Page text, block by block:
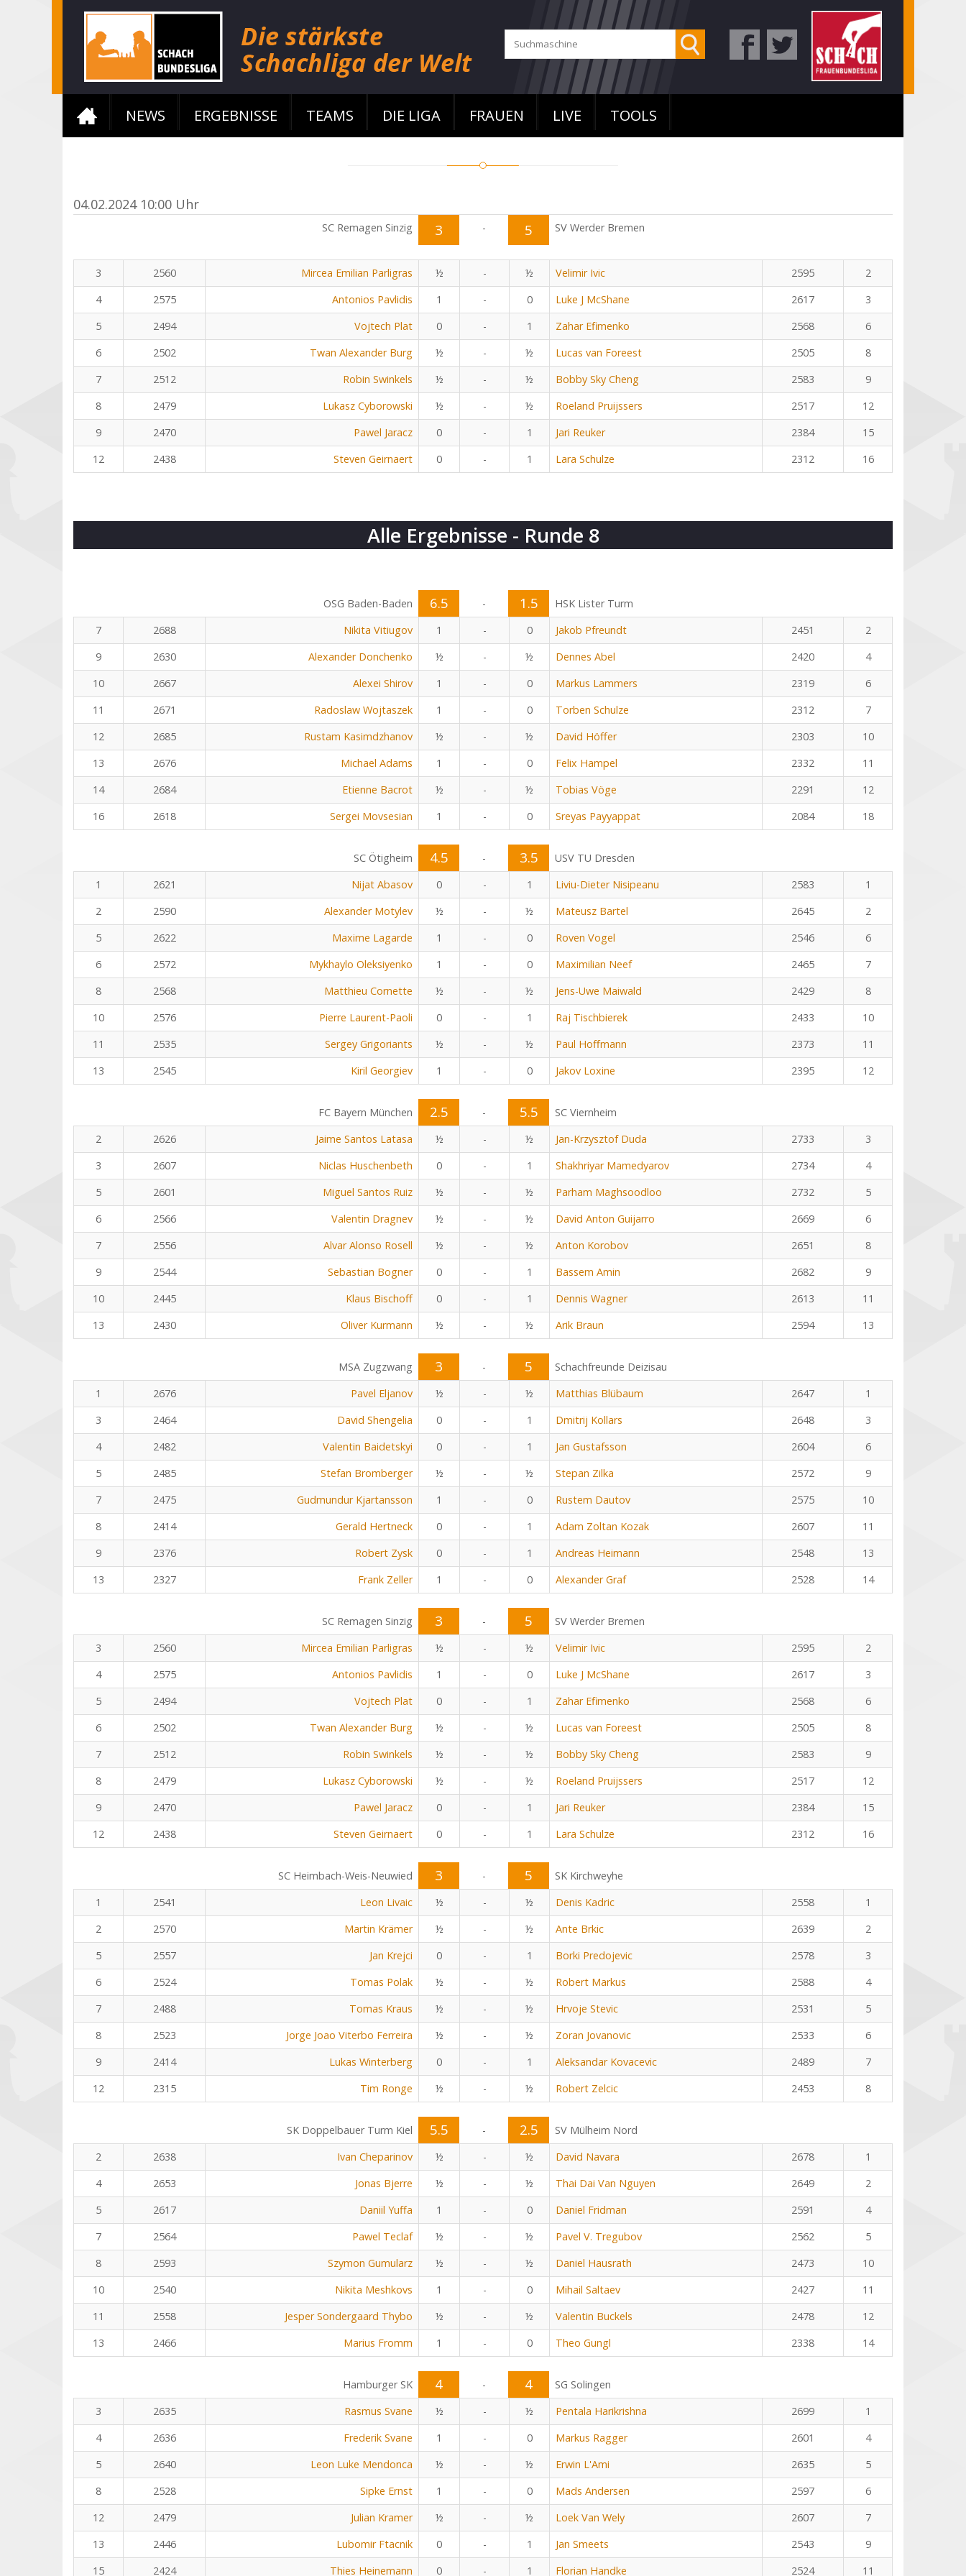
NEWS ERGEBNISSE TEAMS DIE LIGA FRAUEN LIVE TOOLS
04.02.2024 10:00 Uhr
SC Remagen Sinzig 3 - 5 SV Werder Bremen
3 2560 Mircea Emilian Parligras ½ - ½ Velimir Ivic 2595
2
4
2575 Antonios Pavlidis 1 - 0 Luke J McShane 2617
3
5
2494 Vojtech Plat 0 - 1 Zahar Efimenko 2568
6
6
2502 Twan Alexander Burg ½ - ½ Lucas van Foreest 2505
8
7
2512 Robin Swinkels ½ - ½ Bobby Sky Cheng 2583
9
8
2479 Lukasz Cyborowski ½ - ½ Roeland Pruijssers 2517
12
9
2470 Pawel Jaracz 0 - 1 Jari Reuker 2384
15
12
2438 Steven Geirnaert 0 - 1 Lara Schulze 2312 16
Alle Ergebnisse - Runde 8
OSG Baden-Baden 6.5 - 1.5
HSK Lister Turm
7
2688 Nikita Vitiugov 1 - 0 Jakob Pfreundt 2451
2
9
2630 Alexander Donchenko ½ - ½ Dennes Abel 2420
4
10
2667 Alexei Shirov 1 - 0 Markus Lammers 2319
6
11
2671 Radoslaw Wojtaszek 1 - 0 Torben Schulze 2312
7
12
2685 Rustam Kasimdzhanov ½ - ½ David Höffer 2303
10
13
2676 Michael Adams 1 - 0 Felix Hampel 2332
11
14
2684 Etienne Bacrot ½ - ½ Tobias Vöge 2291
12
16
2618 Sergei Movsesian 1 - 0 Sreyas Payyappat 2084 18
SC Ötigheim 4.5 - 3.5
USV TU Dresden
1
2621 Nijat Abasov 0 - 1 Liviu-Dieter Nisipeanu 2583
1
2
2590 Alexander Motylev ½ - ½ Mateusz Bartel 2645
2
5
2622 Maxime Lagarde 1 - 0 Roven Vogel 2546
6
6
2572 Mykhaylo Oleksiyenko 1 - 0 Maximilian Neef 2465
7
8
2568 Matthieu Cornette ½ - ½ Jens-Uwe Maiwald 2429
8
10
2576 Pierre Laurent-Paoli 0 - 1 Raj Tischbierek 2433
10
11
2535 Sergey Grigoriants ½ - ½ Paul Hoffmann 2373
11
13
2545 Kiril Georgiev 1 - 0 Jakov Loxine 2395 12
FC Bayern München 2.5 - 5.5
SC Viernheim
2
2626 Jaime Santos Latasa ½ - ½ Jan-Krzysztof Duda 2733
3
3
2607 Niclas Huschenbeth 0 - 1 Shakhriyar Mamedyarov 2734
4
5
2601 Miguel Santos Ruiz ½ - ½ Parham Maghsoodloo 2732
5
6
2566 Valentin Dragnev ½ - ½ David Anton Guijarro 2669
6
7
2556 Alvar Alonso Rosell ½ - ½ Anton Korobov 2651
8
9
2544 Sebastian Bogner 0 - 1 Bassem Amin 2682
9
10
2445 Klaus Bischoff 0 - 1 Dennis Wagner 2613
11
13
2430 Oliver Kurmann ½ - ½ Arik Braun 2594 13
MSA Zugzwang 3 - 5
Schachfreunde Deizisau
1
2676 Pavel Eljanov ½ - ½ Matthias Blübaum 2647
1
3
2464 David Shengelia 0 - 1 Dmitrij Kollars 2648
3
4
2482 Valentin Baidetskyi 0 - 1 Jan Gustafsson 2604
6
5
2485 Stefan Bromberger ½ - ½ Stepan Zilka 2572
9
7
2475 Gudmundur Kjartansson 1 - 0 Rustem Dautov 2575
10
8
2414 Gerald Hertneck 0 - 1 Adam Zoltan Kozak 2607
11
9
2376 Robert Zysk 0 - 1 Andreas Heimann 2548
13
13
2327 Frank Zeller 1 - 0 Alexander Graf 2528 14
SC Remagen Sinzig 3 - 5
SV Werder Bremen
3
2560 Mircea Emilian Parligras ½ - ½ Velimir Ivic 2595
2
4
2575 Antonios Pavlidis 1 - 0 Luke J McShane 2617
3
5
2494 Vojtech Plat 0 - 1 Zahar Efimenko 2568
6
6
2502 Twan Alexander Burg ½ - ½ Lucas van Foreest 2505
8
7
2512 Robin Swinkels ½ - ½ Bobby Sky Cheng 2583
9
8
2479 Lukasz Cyborowski ½ - ½ Roeland Pruijssers 2517
12
9
2470 Pawel Jaracz 0 - 1 Jari Reuker 2384
15
12
2438 Steven Geirnaert 0 - 1 Lara Schulze 2312 16
SC Heimbach-Weis-Neuwied 3 - 5
SK Kirchweyhe
1
2541 Leon Livaic ½ - ½ Denis Kadric 2558
1
2
2570 Martin Krämer ½ - ½ Ante Brkic 2639
2
5
2557 Jan Krejci 0 - 1 Borki Predojevic 2578
3
6
2524 Tomas Polak ½ - ½ Robert Markus 2588
4
7
2488 Tomas Kraus ½ - ½ Hrvoje Stevic 2531
5
8
2523 Jorge Joao Viterbo Ferreira ½ - ½ Zoran Jovanovic 2533
6
9
2414 Lukas Winterberg 0 - 1 Aleksandar Kovacevic 2489
7
12
2315 Tim Ronge ½ - ½ Robert Zelcic 2453 8
SK Doppelbauer Turm Kiel 5.5 - 2.5
SV Mülheim Nord
2
2638 Ivan Cheparinov ½ - ½ David Navara 2678
1
4
2653 Jonas Bjerre ½ - ½ Thai Dai Van Nguyen 2649
2
5
2617 Daniil Yuffa 1 - 0 Daniel Fridman 2591
4
7
2564 Pawel Teclaf ½ - ½ Pavel V. Tregubov 2562
5
8
2593 Szymon Gumularz ½ - ½ Daniel Hausrath 2473
10
10
2540 Nikita Meshkovs 1 - 0 Mihail Saltaev 2427
11
11
2558 Jesper Sondergaard Thybo ½ - ½ Valentin Buckels 2478
12
13
2466 Marius Fromm 1 - 0 Theo Gungl 2338 14
Hamburger SK 4 - 4
SG Solingen
3
2635 Rasmus Svane ½ - ½ Pentala Harikrishna 2699
1
4
2636 Frederik Svane 1 - 0 Markus Ragger 2601
4
5
2640 Leon Luke Mendonca ½ - ½ Erwin L'Ami 2635
5
8
2528 Sipke Ernst 1 - 0 Mads Andersen 2597
6
12
2479 Julian Kramer ½ - ½ Loek Van Wely 2607
7
13
2446 Lubomir Ftacnik 0 - 1 Jan Smeets 2543
9
15
2424 Thies Heinemann 0 - 1 Florian Handke 2524 11